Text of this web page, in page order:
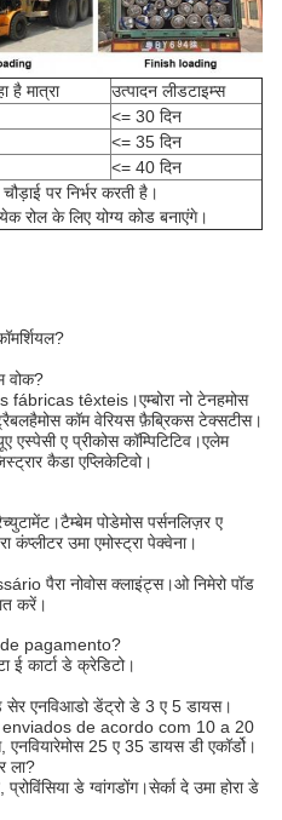
है मात्रा
उत्पादन लीडटाइम्स
<= 30 दिन
<= 35 दिन
<= 40 दिन
पर निर्भर करती है।
रोल के लिए योग्य कोड बनाएंगे।
वोक?
têxteis।एम्बोरा नो टेनहमोस
कॉम वेरियस फ़ैब्रिकस टेक्सटीस।
एस्पेसी ए प्रीकोस कॉम्पिटिटिव।एलेम
कैडा एप्लिकेटिवो।
पोडेमोस पर्सनलिज़र ए
कंप्लीटर उमा एमोस्ट्रा पेक्वेना।
पैरा नोवोस क्लाइंट्स।ओ निमेरो पॉड
करें।
de pagamento?
ई कार्टा डे क्रेडिटो।
सेर एनविआडो डेंट्रो डे 3 ए 5 डायस।
de acordo com 10 a 20
25 ए ​​35 डायस डी एकॉर्डो।
ला?
डे ग्वांगडोंग।सेर्का दे उमा होरा डे